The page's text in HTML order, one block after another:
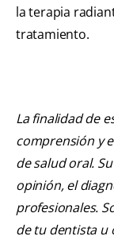
la terapia
tratamiento.
La finalidad de
comprensión y
de salud oral.
opinión, el
profesionales.
de tu dentista u